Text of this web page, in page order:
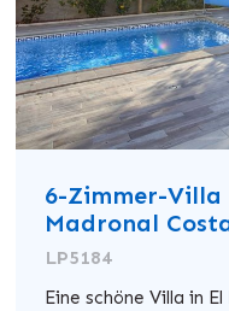
6-Zimmer-Villa
Madronal
LP5184
Eine schöne Villa in